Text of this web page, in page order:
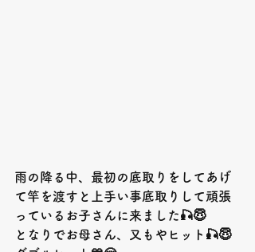
雨の降る中、最初の底取りをしてあげ
て竿を渡すと上手い事底取りして頑張
っているお子さんに来ました🎣😇
となりでお母さん、又もやヒット🎣😇